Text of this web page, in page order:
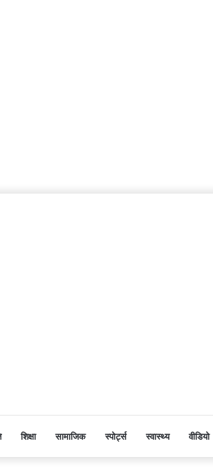
शिक्षा सामाजिक स्पोर्ट्स स्वास्थ्य वीडियो